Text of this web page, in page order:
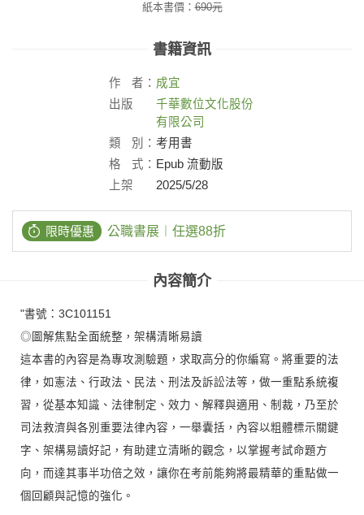
紙本書價：690元
書籍資訊
作 者： 成宜
出版
千華數位文化股份
有限公司
類
別： 考用書
格
式： Epub 流動版
上架
2025/5/28
限時優惠 公職書展︱任選88折
內容簡介
"書號：3C101151
◎圖解焦點全面統整，架構清晰易讀
這本書的內容是為專攻測驗題，求取高分的你編寫。將重要的法
律，如憲法、行政法、民法、刑法及訴訟法等，做一重點系統複
習，從基本知識、法律制定、效力、解釋與適用、制裁，乃至於
司法救濟與各別重要法律內容，一舉囊括，內容以粗體標示關鍵
字、架構易讀好記，有助建立清晰的觀念，以掌握考試命題方
向，而達其事半功倍之效，讓你在考前能夠將最精華的重點做一
個回顧與記憶的強化。